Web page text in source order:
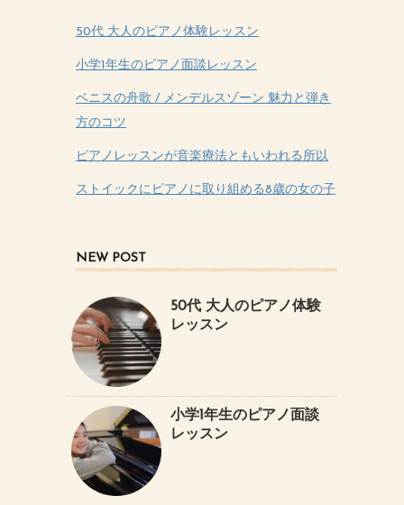
50代 大人のピアノ体験レッスン
小学1年生のピアノ面談レッスン
ベニスの舟歌 / メンデルスゾーン 魅力と弾き
方のコツ
ピアノレッスンが音楽療法ともいわれる所以
ストイックにピアノに取り組める8歳の女の子
NEW POST
50代 大人のピアノ体験
レッスン
小学1年生のピアノ面談
レッスン